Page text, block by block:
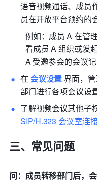
语音视频通话、成员
员在开放平台预约的
例如：成员 A 在管
看成员 A 组织或发
A 受邀参会的会议记
在 会议设置 界面，
部门进行各项会议设置
了解视频会议其他子
SIP/H.323 会议室连
三、常见问题
问：成员转移部门后，